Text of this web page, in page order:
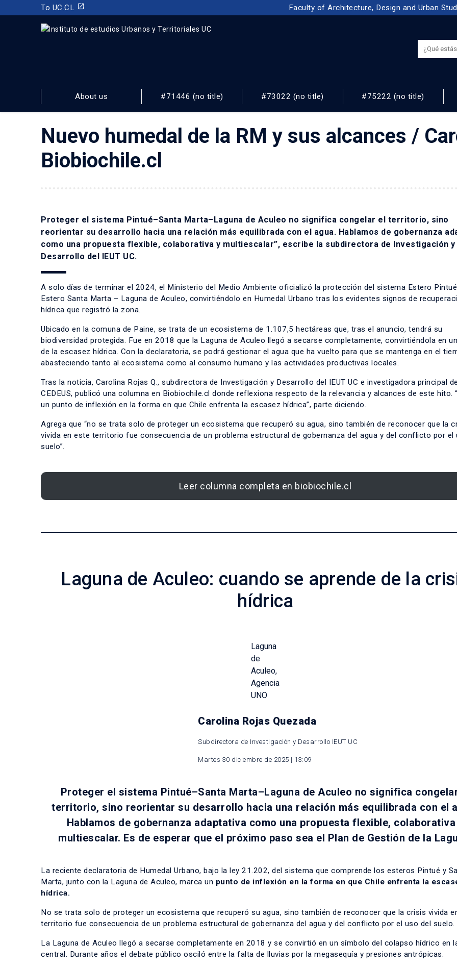
To UC.CL launch Faculty of Architecture, Design and Urban
Y TERRITORIALES
FACULTAD DE ARQUITECTURA, DISEÑO Y ESTUDIOS URBANOS
About us #71446 (no title) #73022 (no title) #75222 (no title)
Nuevo humedal de la RM y sus alcances /
Biobiochile.cl
Proteger el sistema Pintué–Santa Marta–Laguna de Aculeo no significa congelar el territorio, sino
reorientar su desarrollo hacia una relación más equilibrada con el agua. Hablamos de gobernanza
como una propuesta flexible, colaborativa y multiescalar”, escribe la subdirectora de Investigación y
Desarrollo del IEUT UC.
A solo días de terminar el 2024, el Ministerio del Medio Ambiente oficializó la protección del sistema Estero
Estero Santa Marta – Laguna de Aculeo, convirtiéndolo en Humedal Urbano tras los evidentes signos de
hídrica que registró la zona.
Ubicado en la comuna de Paine, se trata de un ecosistema de 1.107,5 hectáreas que, tras el anuncio, tendrá su
biodiversidad protegida. Fue en 2018 que la Laguna de Aculeo llegó a secarse completamente, convirtiéndola en
de la escasez hídrica. Con la declaratoria, se podrá gestionar el agua que ha vuelto para que se mantenga en el
abasteciendo tanto al ecosistema como al consumo humano y las actividades productivas locales.
Tras la noticia, Carolina Rojas Q., subdirectora de Investigación y Desarrollo del IEUT UC e investigadora principal
CEDEUS, publicó una columna en Biobiochile.cl donde reflexiona respecto de la relevancia y alcances de este hito.
un punto de inflexión en la forma en que Chile enfrenta la escasez hídrica”, parte diciendo.
Agrega que “no se trata solo de proteger un ecosistema que recuperó su agua, sino también de reconocer que la
vivida en este territorio fue consecuencia de un problema estructural de gobernanza del agua y del conflicto por el
suelo”.
Leer columna completa en biobiochile.cl
Laguna de Aculeo: cuando se aprende de la
hídrica
Laguna
de
Aculeo,
Agencia
UNO
Carolina Rojas Quezada
Subdirectora de Investigación y Desarrollo IEUT UC
Martes 30 diciembre de 2025 | 13:09
Proteger el sistema Pintué–Santa Marta–Laguna de Aculeo no significa
territorio, sino reorientar su desarrollo hacia una relación más equilibrada con el
Hablamos de gobernanza adaptativa como una propuesta flexible,
multiescalar. Es de esperar que el próximo paso sea el Plan de Gestión de la
La reciente declaratoria de Humedal Urbano, bajo la ley 21.202, del sistema que comprende los esteros Pintué y
Marta, junto con la Laguna de Aculeo, marca un punto de inflexión en la forma en que Chile enfrenta la
hídrica.
No se trata solo de proteger un ecosistema que recuperó su agua, sino también de reconocer que la crisis vivida
territorio fue consecuencia de un problema estructural de gobernanza del agua y del conflicto por el uso del suelo.
La Laguna de Aculeo llegó a secarse completamente en 2018 y se convirtió en un símbolo del colapso hídrico en
central. Durante años el debate público osciló entre la falta de lluvias por la megasequía y presiones antrópicas.